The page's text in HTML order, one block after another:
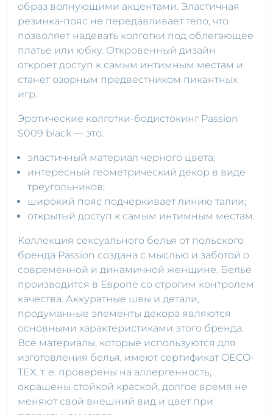
образ волнующими акцентами. Эластичная
резинка-пояс не передавливает тело, что
позволяет надевать колготки под облегающее
платье или юбку. Откровенный дизайн
откроет доступ к самым интимным местам и
станет озорным предвестником пикантных
игр.
Эротические колготки-бодистокинг Passion
S009 black — это:
эластичный материал черного цвета;
интересный геометрический декор в виде
треугольников;
широкий пояс подчеркивает линию талии;
открытый доступ к самым интимным местам.
Коллекция сексуального белья от польского
бренда Passion создана с мыслью и заботой о
современной и динамичной женщине. Белье
производится в Европе со строгим контролем
качества. Аккуратные швы и детали,
продуманные элементы декора являются
основными характеристиками этого бренда.
Все материалы, которые используются для
изготовления белья, имеют сертификат OECO-
TEX, т. е. проверены на аллергенность,
окрашены стойкой краской, долгое время не
меняют свой внешний вид и цвет при